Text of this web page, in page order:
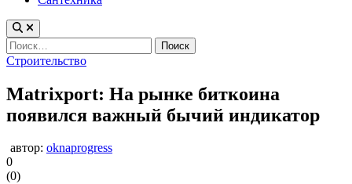
Найти:
Опубликовано
Строительство
Matrixport: На рынке биткоина
появился важный бычий индикатор
автор: oknaprogress
0
(0)